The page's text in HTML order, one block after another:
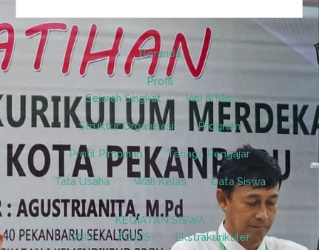
Beranda
Profil
Sejarah Singkat
Visi & Misi
Struktur Organisasi Program
Profil Pimpinan Tenaga Pengajar
Tata Usaha Wali Kelas Data Siswa
KEGIATAN SISWA
OSIS
ROHIS Ekstrakurikuler